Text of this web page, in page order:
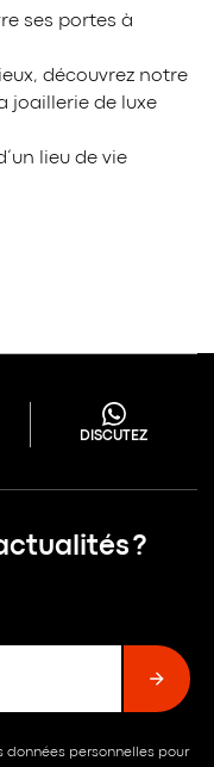
ses portes à
découvrez notre
joaillerie de luxe
lieu de vie
DISCUTEZ
?
données personnelles pour